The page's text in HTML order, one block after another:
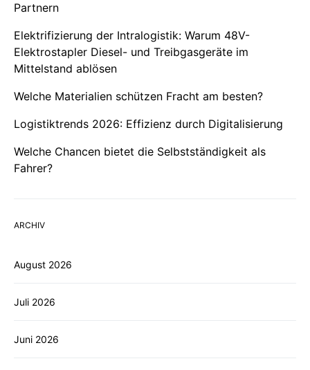
Partnern
Elektrifizierung der Intralogistik: Warum 48V-
Elektrostapler Diesel- und Treibgasgeräte im
Mittelstand ablösen
Welche Materialien schützen Fracht am besten?
Logistiktrends 2026: Effizienz durch Digitalisierung
Welche Chancen bietet die Selbstständigkeit als
Fahrer?
ARCHIV
August 2026
Juli 2026
Juni 2026